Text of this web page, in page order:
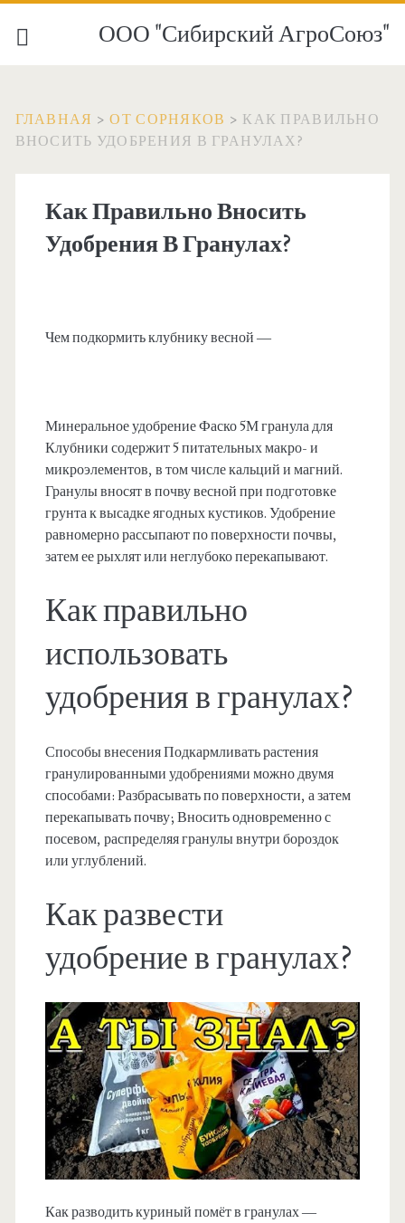
ООО "Сибирский АгроСоюз"
ГЛАВНАЯ > ОТ СОРНЯКОВ > КАК ПРАВИЛЬНО
ВНОСИТЬ УДОБРЕНИЯ В ГРАНУЛАХ?
Как Правильно Вносить
Удобрения В Гранулах?
Чем подкормить клубнику весной —
Минеральное удобрение Фаско 5М гранула для
Клубники содержит 5 питательных макро- и
микроэлементов, в том числе кальций и магний.
Гранулы вносят в почву весной при подготовке
грунта к высадке ягодных кустиков. Удобрение
равномерно рассыпают по поверхности почвы,
затем ее рыхлят или неглубоко перекапывают.
Как правильно
использовать
удобрения в гранулах?
Способы внесения Подкармливать растения
гранулированными удобрениями можно двумя
способами: Разбрасывать по поверхности, а затем
перекапывать почву; Вносить одновременно с
посевом, распределяя гранулы внутри бороздок
или углублений.
Как развести
удобрение в гранулах?
Как разводить куриный помёт в гранулах —